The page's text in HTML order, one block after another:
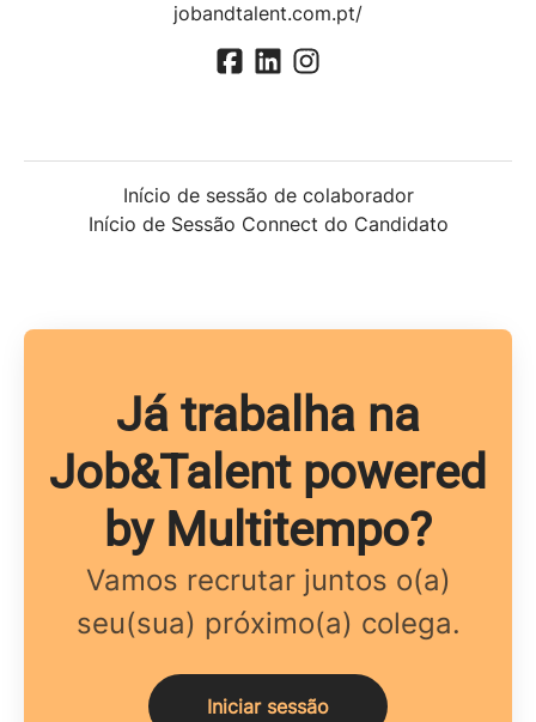
jobandtalent.com.pt/
Início de sessão de colaborador
Início de Sessão Connect do Candidato
Já trabalha na
Job&Talent powered
by Multitempo?
Vamos recrutar juntos o(a)
seu(sua) próximo(a) colega.
Iniciar sessão